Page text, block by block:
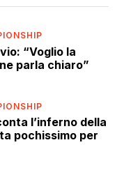
“Voglio la
parla chiaro”
l’inferno della
pochissimo per